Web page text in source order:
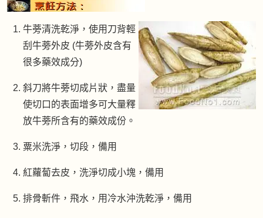
牛蒡清洗乾淨，使用刀背輕
刮牛蒡外皮 (牛蒡外皮含有
很多藥效成分)
斜刀將牛蒡切成片狀，盡量
使切口的表面增多可大量釋
放牛蒡所含有的藥效成份。
粟米洗淨，切段，備用
紅蘿蔔去皮，洗淨切成小塊，備用
排骨斬件，飛水，用冷水沖洗乾淨，備用